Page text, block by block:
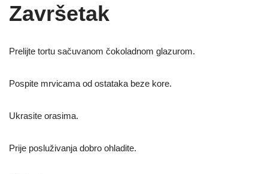
Završetak
Prelijte tortu sačuvanom čokoladnom glazurom.
Pospite mrvicama od ostataka beze kore.
Ukrasite orasima.
Prije posluživanja dobro ohladite.